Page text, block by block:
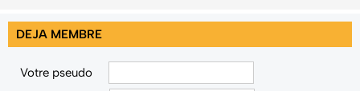
DEJA MEMBRE
Votre pseudo